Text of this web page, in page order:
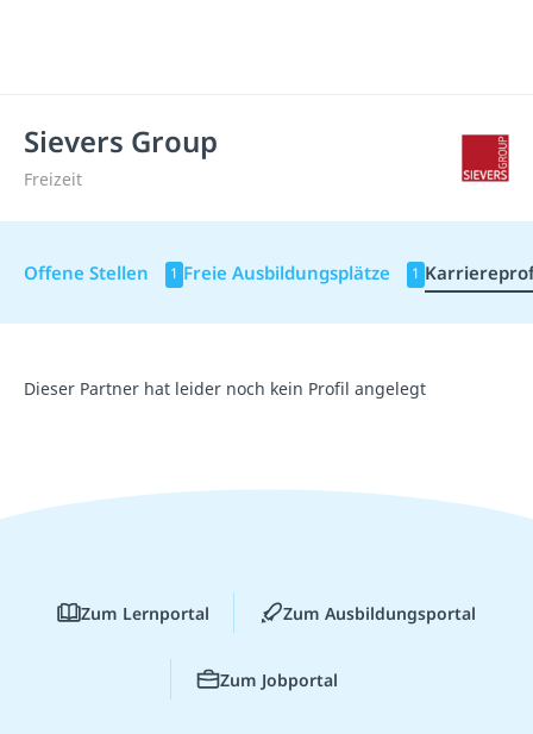
Sievers Group
Freizeit
Offene Stellen 1 Freie Ausbildungsplätze 1
Dieser Partner hat leider noch kein Profil angelegt
Zum Lernportal Zum Ausbildungsportal
Zum Jobportal